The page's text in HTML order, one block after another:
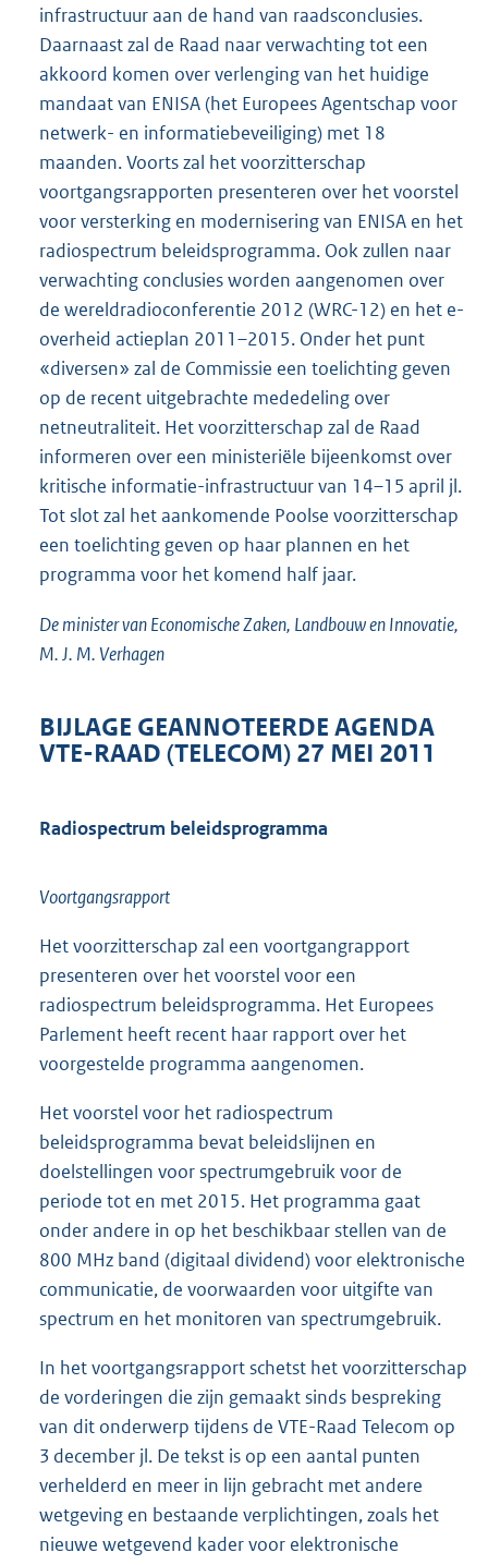
infrastructuur aan de hand van raadsconclusies.
Daarnaast zal de Raad naar verwachting tot een
akkoord komen over verlenging van het huidige
mandaat van ENISA (het Europees Agentschap voor
netwerk- en informatiebeveiliging) met 18
maanden. Voorts zal het voorzitterschap
voortgangsrapporten presenteren over het voorstel
voor versterking en modernisering van ENISA en het
radiospectrum beleidsprogramma. Ook zullen naar
verwachting conclusies worden aangenomen over
de wereldradioconferentie 2012 (WRC-12) en het e-
overheid actieplan 2011–2015. Onder het punt
«diversen» zal de Commissie een toelichting geven
op de recent uitgebrachte mededeling over
netneutraliteit. Het voorzitterschap zal de Raad
informeren over een ministeriële bijeenkomst over
kritische informatie-infrastructuur van 14–15 april jl.
Tot slot zal het aankomende Poolse voorzitterschap
een toelichting geven op haar plannen en het
programma voor het komend half jaar.
De minister van Economische Zaken, Landbouw en Innovatie,
M. J. M. Verhagen
BIJLAGE GEANNOTEERDE AGENDA
VTE-RAAD (TELECOM) 27 MEI 2011
Radiospectrum beleidsprogramma
Voortgangsrapport
Het voorzitterschap zal een voortgangrapport
presenteren over het voorstel voor een
radiospectrum beleidsprogramma. Het Europees
Parlement heeft recent haar rapport over het
voorgestelde programma aangenomen.
Het voorstel voor het radiospectrum
beleidsprogramma bevat beleidslijnen en
doelstellingen voor spectrumgebruik voor de
periode tot en met 2015. Het programma gaat
onder andere in op het beschikbaar stellen van de
800 MHz band (digitaal dividend) voor elektronische
communicatie, de voorwaarden voor uitgifte van
spectrum en het monitoren van spectrumgebruik.
In het voortgangsrapport schetst het voorzitterschap
de vorderingen die zijn gemaakt sinds bespreking
van dit onderwerp tijdens de VTE-Raad Telecom op
3 december jl. De tekst is op een aantal punten
verhelderd en meer in lijn gebracht met andere
wetgeving en bestaande verplichtingen, zoals het
nieuwe wetgevend kader voor elektronische